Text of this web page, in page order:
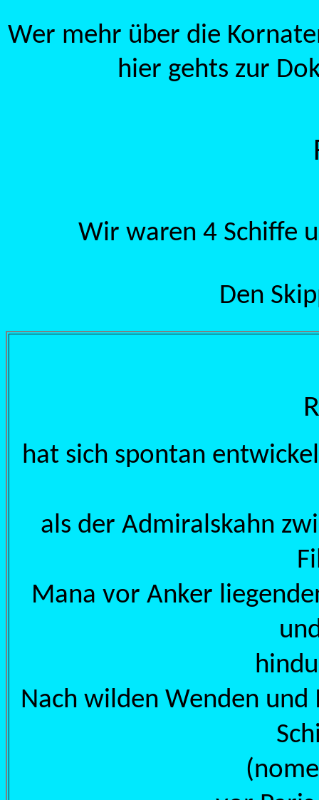
Wer mehr über die
hier gehts zur
Wir waren 4 Schiffe
Den
hat sich spontan
als der Admiralskahn
Mana vor Anker
Nach wilden Wenden und